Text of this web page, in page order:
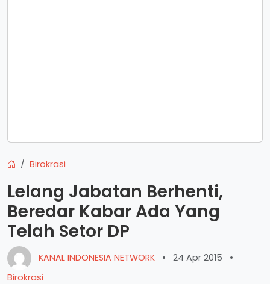
Birokrasi
Lelang Jabatan Berhenti,
Beredar Kabar Ada Yang
Telah Setor DP
KANAL INDONESIA NETWORK • 24 Apr 2015
•
Birokrasi